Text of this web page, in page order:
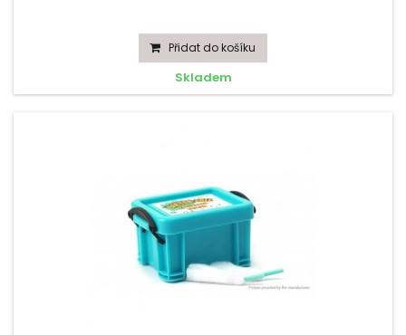
Přidat do košíku
Skladem